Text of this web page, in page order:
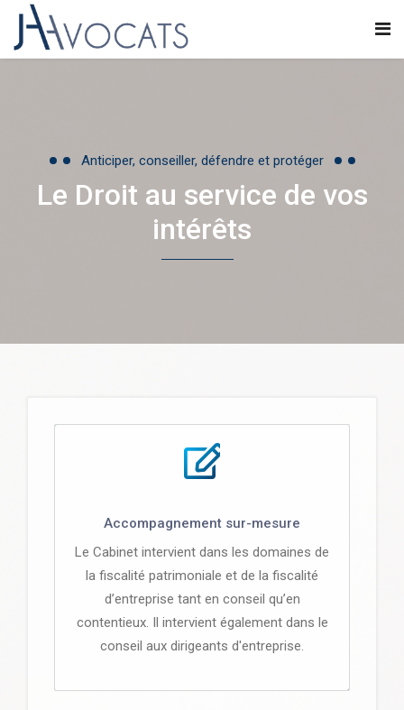
Anticiper, conseiller, défendre et protéger
Le Droit au service de vos
intérêts
Accompagnement sur-mesure
Le Cabinet intervient dans les domaines de
la fiscalité patrimoniale et de la fiscalité
d’entreprise tant en conseil qu’en
contentieux. Il intervient également dans le
conseil aux dirigeants d'entreprise.